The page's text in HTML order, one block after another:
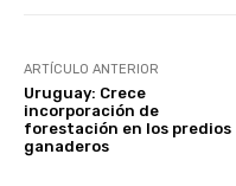
ARTÍCULO ANTERIOR
Uruguay: Crece
incorporación de
forestación en los predios
ganaderos